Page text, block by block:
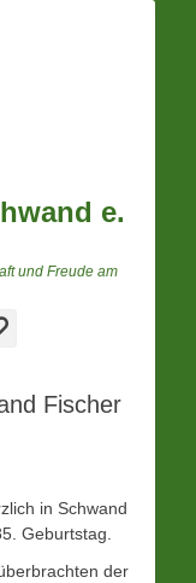
e.
und Freude am
Verknüpfung
Fischer
in Schwand
Geburtstag.
der